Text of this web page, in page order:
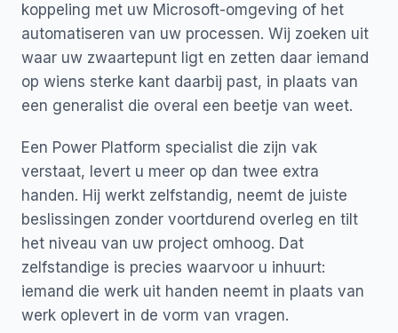
koppeling met uw Microsoft-omgeving of het
automatiseren van uw processen. Wij zoeken uit
waar uw zwaartepunt ligt en zetten daar iemand
op wiens sterke kant daarbij past, in plaats van
een generalist die overal een beetje van weet.
Een Power Platform specialist die zijn vak
verstaat, levert u meer op dan twee extra
handen. Hij werkt zelfstandig, neemt de juiste
beslissingen zonder voortdurend overleg en tilt
het niveau van uw project omhoog. Dat
zelfstandige is precies waarvoor u inhuurt:
iemand die werk uit handen neemt in plaats van
werk oplevert in de vorm van vragen.